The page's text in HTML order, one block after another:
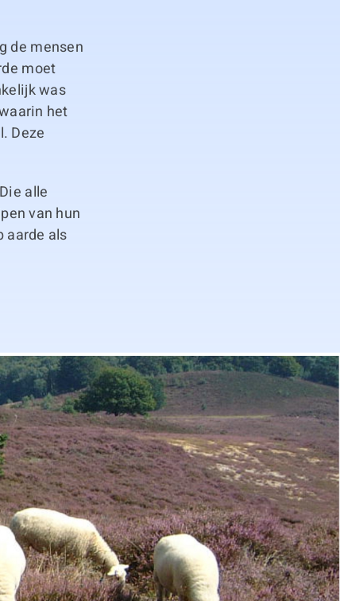
de mensen
moet
was
het
Deze
alle
van hun
aarde als